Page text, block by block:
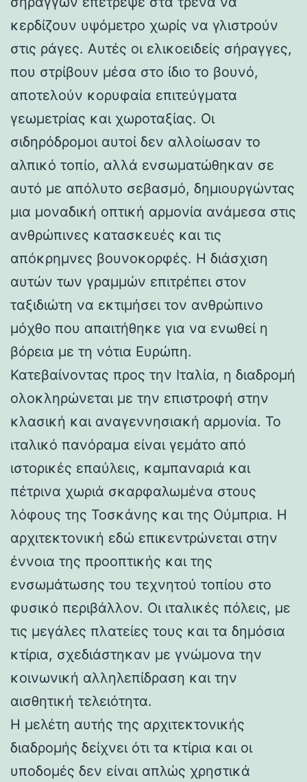
κερδίζουν υψόμετρο χωρίς να γλιστρούν
στις ράγες. Αυτές οι ελικοειδείς σήραγγες,
που στρίβουν μέσα στο ίδιο το βουνό,
αποτελούν κορυφαία επιτεύγματα
γεωμετρίας και χωροταξίας. Οι
σιδηρόδρομοι αυτοί δεν αλλοίωσαν το
αλπικό τοπίο, αλλά ενσωματώθηκαν σε
αυτό με απόλυτο σεβασμό, δημιουργώντας
μια μοναδική οπτική αρμονία ανάμεσα στις
ανθρώπινες κατασκευές και τις
απόκρημνες βουνοκορφές. Η διάσχιση
αυτών των γραμμών επιτρέπει στον
ταξιδιώτη να εκτιμήσει τον ανθρώπινο
μόχθο που απαιτήθηκε για να ενωθεί η
βόρεια με τη νότια Ευρώπη.
Κατεβαίνοντας προς την Ιταλία, η διαδρομή
ολοκληρώνεται με την επιστροφή στην
κλασική και αναγεννησιακή αρμονία. Το
ιταλικό πανόραμα είναι γεμάτο από
ιστορικές επαύλεις, καμπαναριά και
πέτρινα χωριά σκαρφαλωμένα στους
λόφους της Τοσκάνης και της Ούμπρια. Η
αρχιτεκτονική εδώ επικεντρώνεται στην
έννοια της προοπτικής και της
ενσωμάτωσης του τεχνητού τοπίου στο
φυσικό περιβάλλον. Οι ιταλικές πόλεις, με
τις μεγάλες πλατείες τους και τα δημόσια
κτίρια, σχεδιάστηκαν με γνώμονα την
κοινωνική αλληλεπίδραση και την
αισθητική τελειότητα.
Η μελέτη αυτής της αρχιτεκτονικής
διαδρομής δείχνει ότι τα κτίρια και οι
υποδομές δεν είναι απλώς χρηστικά